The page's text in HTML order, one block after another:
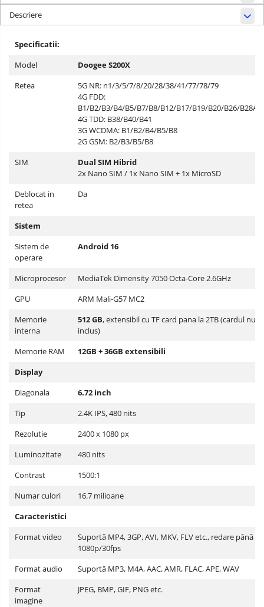
Descriere
Specificatii:
Model
Doogee S200X
Retea
5G NR: n1/3/5/7/8/20/28/38/41/77/78/79
4G FDD:
B1/B2/B3/B4/B5/B7/B8/B12/B17/B19/B20/B26/
4G TDD: B38/B40/B41
3G WCDMA: B1/B2/B4/B5/B8
2G GSM: B2/B3/B5/B8
SIM
Dual SIM Hibrid
2x Nano SIM / 1x Nano SIM + 1x MicroSD
Deblocat in
retea
Da
Sistem
Sistem de
operare
Android 16
Microprocesor
MediaTek Dimensity 7050 Octa-Core 2.6GHz
GPU
ARM Mali-G57 MC2
Memorie
interna
512 GB, extensibil cu TF card pana la 2TB (cardul nu
inclus)
Memorie RAM
12GB + 36GB extensibili
Display
Diagonala
6.72 inch
Tip
2.4K IPS, 480 nits
Rezolutie
2400 x 1080 px
Luminozitate
480 nits
Contrast
1500:1
Numar culori
16.7 milioane
Caracteristici
Format video
Suportă MP4, 3GP, AVI, MKV, FLV etc., redare până la
1080p/30fps
Format audio
Suportă MP3, M4A, AAC, AMR, FLAC, APE, WAV
Format
imagine
JPEG, BMP, GIF, PNG etc.